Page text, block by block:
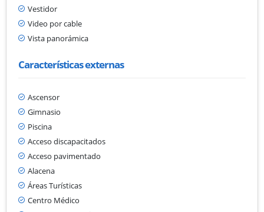
Vestidor
Video por cable
Vista panorámica
Características externas
Ascensor
Gimnasio
Piscina
Acceso discapacitados
Acceso pavimentado
Alacena
Áreas Turísticas
Centro Médico